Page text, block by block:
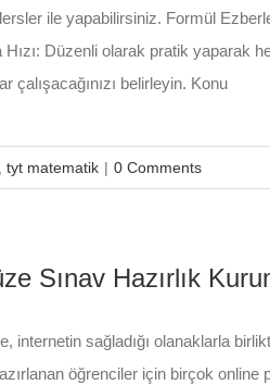
ile yapabilirsiniz. Formül
Düzenli olarak pratik yaparak
çalışacağınızı belirleyin. Konu
tyt matematik | 0 Comments
Sınav Hazırlık
internetin sağladığı olanaklarla
öğrenciler için birçok